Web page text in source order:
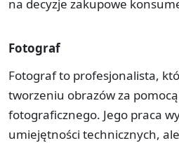
na decyzje zakupowe
Fotograf
Fotograf to profesjonalista,
tworzeniu obrazów za
fotograficznego. Jego praca
umiejętności technicznych,